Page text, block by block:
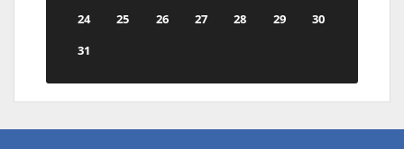
24
25 26 27 28 29
30
31